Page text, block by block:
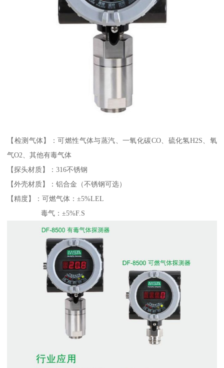
【检测气体】：可燃性气体与蒸汽、一氧化碳CO、硫化氢H2S、氧
气O2、其他有毒气体
【探头材质】：316不锈钢
【外壳材质】：铝合金（不锈钢可选）
【精度】：可燃气体：±5%LEL
毒气：±5%F.S